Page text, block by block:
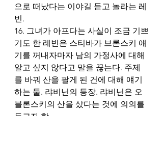
으로 떠났다는 이야길 듣고 놀라는 레
빈.
16. 그녀가 아프다는 사실이 조금 기쁘
기도 한 레빈은 스티바가 브론스키 얘
기를 꺼내자마자 남의 가정사에 대해
알고 싶지 않다고 말을 끊는다. 주제
를 바꿔 산을 팔게 된 건에 대해 얘기
하는 둘. 랴비닌의 등장. 랴비닌은 오
블론스키의 산을 샀다는 것에 의의를
두고자 함.